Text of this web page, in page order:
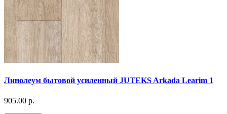
Линолеум бытовой усиленный JUTEKS Arkada Learim 1
905.00 р.